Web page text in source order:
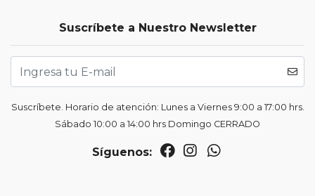
Suscríbete a Nuestro Newsletter
Suscríbete. Horario de atención: Lunes a Viernes 9:00 a 17:00 hrs.
Sábado 10:00 a 14:00 hrs Domingo CERRADO
Síguenos: